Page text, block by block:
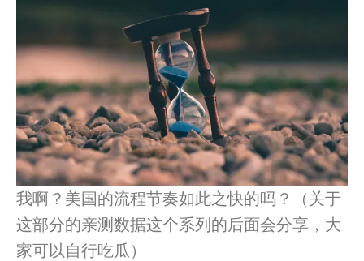
我啊？美国的流程节奏如此之快的吗？（关于
这部分的亲测数据这个系列的后面会分享，大
家可以自行吃瓜）